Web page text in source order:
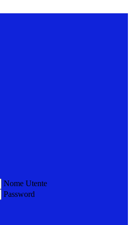
Nome Utente
Password